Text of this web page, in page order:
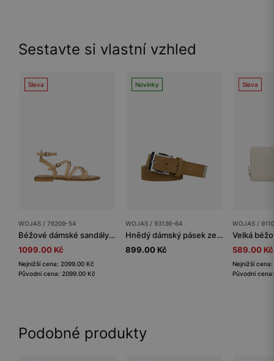
Sestavte si vlastní vzhled
Sleva
WOJAS / 76209-54
Béžové dámské sandály s tenkými řemínky
1099.00 Kč
Nejnižší cena: 2099.00 Kč
Původní cena: 2099.00 Kč
Novinky
WOJAS / 93136-64
Hnědý dámský pásek ze štípenky
899.00 Kč
Sleva
WOJAS /
589.00 Kč
Nejnižší
Původní
Podobné produkty